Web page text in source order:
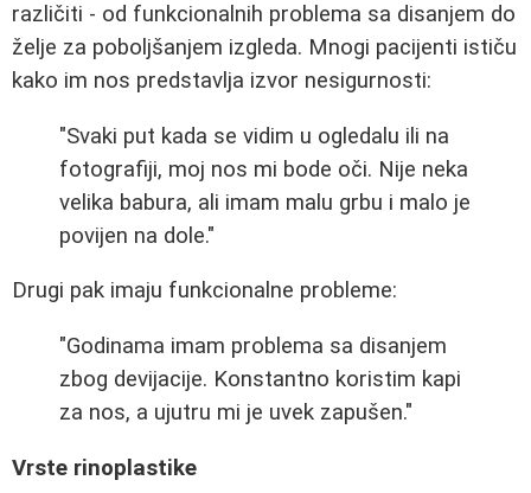
različiti - od funkcionalnih problema sa disanjem do
želje za poboljšanjem izgleda. Mnogi pacijenti ističu
kako im nos predstavlja izvor nesigurnosti:
"Svaki put kada se vidim u ogledalu ili na
fotografiji, moj nos mi bode oči. Nije neka
velika babura, ali imam malu grbu i malo je
povijen na dole."
Drugi pak imaju funkcionalne probleme:
"Godinama imam problema sa disanjem
zbog devijacije. Konstantno koristim kapi
za nos, a ujutru mi je uvek zapušen."
Vrste rinoplastike